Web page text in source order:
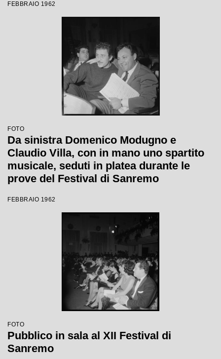
FEBBRAIO 1962
FOTO
Da sinistra Domenico Modugno e
Claudio Villa, con in mano uno spartito
musicale, seduti in platea durante le
prove del Festival di Sanremo
FEBBRAIO 1962
FOTO
Pubblico in sala al XII Festival di
Sanremo